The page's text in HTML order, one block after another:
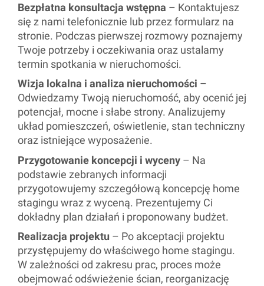
Bezpłatna konsultacja wstępna – Kontaktujesz
się z nami telefonicznie lub przez formularz na
stronie. Podczas pierwszej rozmowy poznajemy
Twoje potrzeby i oczekiwania oraz ustalamy
termin spotkania w nieruchomości.
Wizja lokalna i analiza nieruchomości –
Odwiedzamy Twoją nieruchomość, aby ocenić jej
potencjał, mocne i słabe strony. Analizujemy
układ pomieszczeń, oświetlenie, stan techniczny
oraz istniejące wyposażenie.
Przygotowanie koncepcji i wyceny – Na
podstawie zebranych informacji
przygotowujemy szczegółową koncepcję home
stagingu wraz z wyceną. Prezentujemy Ci
dokładny plan działań i proponowany budżet.
Realizacja projektu – Po akceptacji projektu
przystępujemy do właściwego home stagingu.
W zależności od zakresu prac, proces może
obejmować odświeżenie ścian, reorganizację